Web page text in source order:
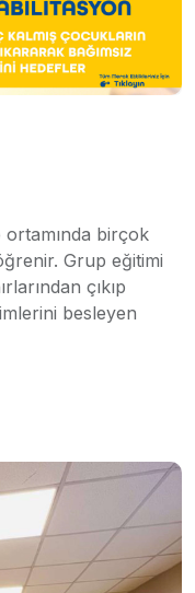
birçok
Grup eğitimi
çıkıp
besleyen